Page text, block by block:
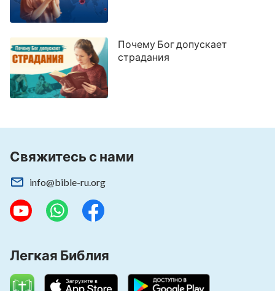
Почему Бог допускает
страдания
Свяжитесь с нами
info@bible-ru.org
Легкая Библия